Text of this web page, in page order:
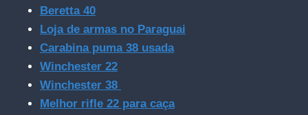
Beretta 40
Loja de armas no Paraguai
Carabina puma 38 usada
Winchester 22
Winchester 38
Melhor rifle 22 para caça